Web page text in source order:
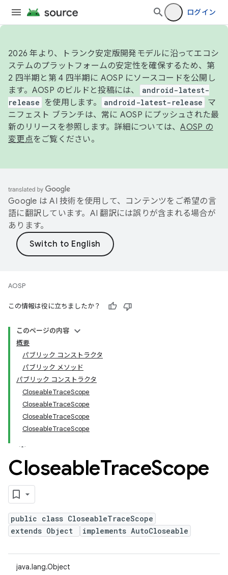
ログイン
2026 年より、トランク安定版開発モデルに沿ってエコシ
ステムのプラットフォームの安定性を確保するため、第
2 四半期と第 4 四半期に AOSP にソースコードを公開し
ます。AOSP のビルドと投稿には、
android-latest-
release
を使用します。 android-latest-release
マ
ニフェスト ブランチは、常に AOSP にプッシュされた最
新のリリースを参照します。詳細については、AOSP の
変更点をご覧ください。
Google は AI 技術を使用して、コンテンツをご希望の言
語に翻訳しています。AI 翻訳には誤りが含まれる場合が
あります。
AOSP
この情報は役に立ちましたか？
このページの内容
概要
パブリック コンストラクタ
パブリック メソッド
パブリック コンストラクタ
CloseableTraceScope
CloseableTraceScope
CloseableTraceScope
CloseableTraceScope
CloseableTraceScope
public class CloseableTraceScope
extends Object
implements AutoCloseable
java.lang.Object